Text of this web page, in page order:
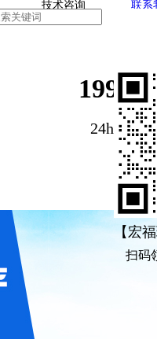
技术咨询 联系
199-
24h-咨询
【宏
扫码